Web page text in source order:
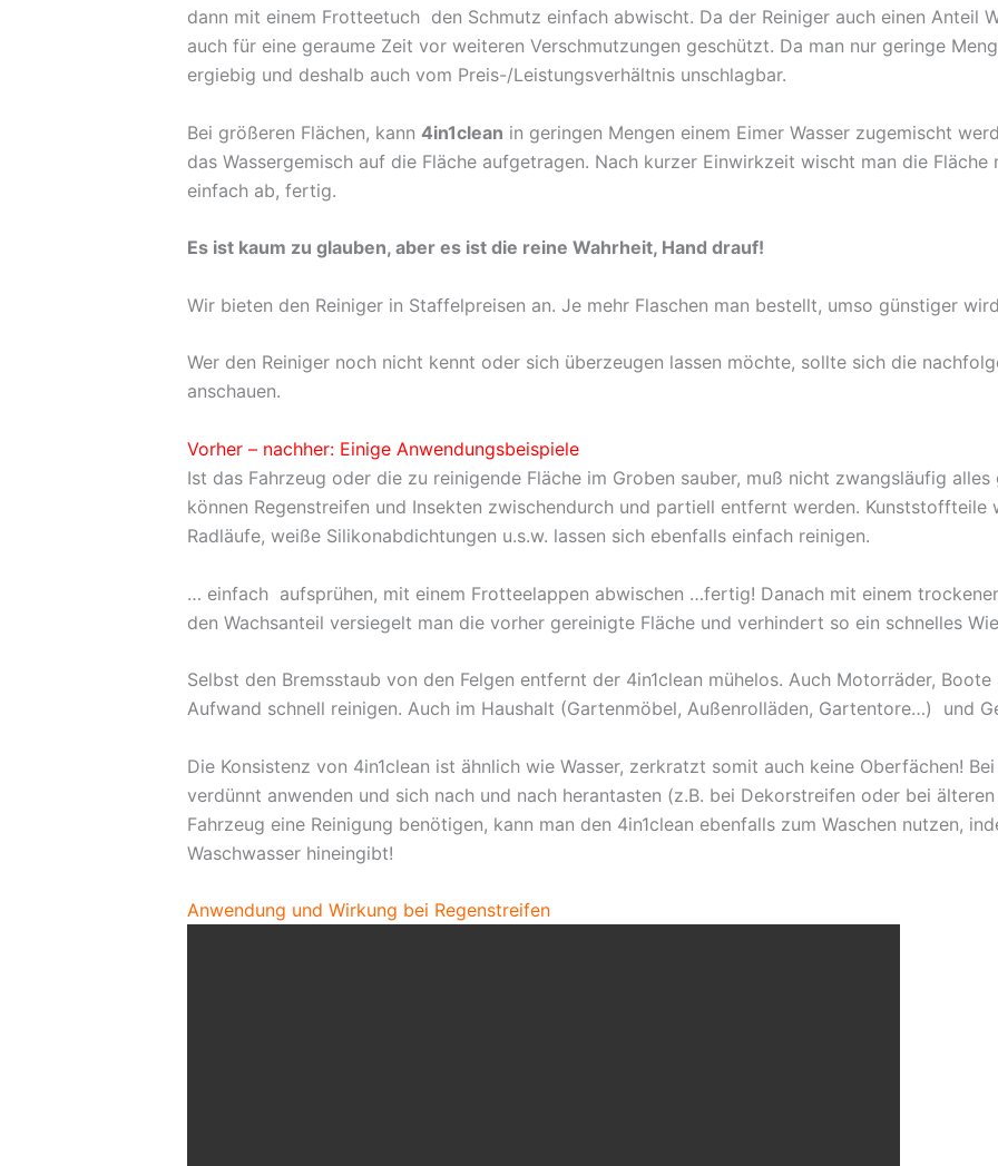
dann mit einem Frotteetuch den Schmutz einfach abwischt. Da der Reiniger auch einen Anteil
auch für eine geraume Zeit vor weiteren Verschmutzungen geschützt. Da man nur geringe
ergiebig und deshalb auch vom Preis-/Leistungsverhältnis unschlagbar.
Bei größeren Flächen, kann 4in1clean in geringen Mengen einem Eimer Wasser zugemischt
das Wassergemisch auf die Fläche aufgetragen. Nach kurzer Einwirkzeit wischt man die
einfach ab, fertig.
Es ist kaum zu glauben, aber es ist die reine Wahrheit, Hand drauf!
Wir bieten den Reiniger in Staffelpreisen an. Je mehr Flaschen man bestellt, umso günstiger
Wer den Reiniger noch nicht kennt oder sich überzeugen lassen möchte, sollte sich die
anschauen.
Vorher – nachher: Einige Anwendungsbeispiele
Ist das Fahrzeug oder die zu reinigende Fläche im Groben sauber, muß nicht zwangsläufig
können Regenstreifen und Insekten zwischendurch und partiell entfernt werden. Kunststoffteile
Radläufe, weiße Silikonabdichtungen u.s.w. lassen sich ebenfalls einfach reinigen.
… einfach aufsprühen, mit einem Frotteelappen abwischen …fertig! Danach mit einem
den Wachsanteil versiegelt man die vorher gereinigte Fläche und verhindert so ein schnelles
Selbst den Bremsstaub von den Felgen entfernt der 4in1clean mühelos. Auch Motorräder,
Aufwand schnell reinigen. Auch im Haushalt (Gartenmöbel, Außenrolläden, Gartentore…) und
Die Konsistenz von 4in1clean ist ähnlich wie Wasser, zerkratzt somit auch keine Oberfächen!
verdünnt anwenden und sich nach und nach herantasten (z.B. bei Dekorstreifen oder bei
Fahrzeug eine Reinigung benötigen, kann man den 4in1clean ebenfalls zum Waschen nutzen,
Waschwasser hineingibt!
Anwendung und Wirkung bei Regenstreifen